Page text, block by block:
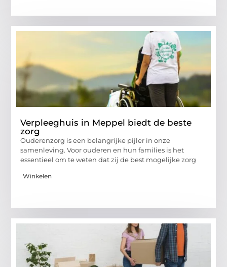
Verpleeghuis in Meppel biedt de beste
zorg
Ouderenzorg is een belangrijke pijler in onze
samenleving. Voor ouderen en hun families is het
essentieel om te weten dat zij de best mogelijke zorg
Winkelen